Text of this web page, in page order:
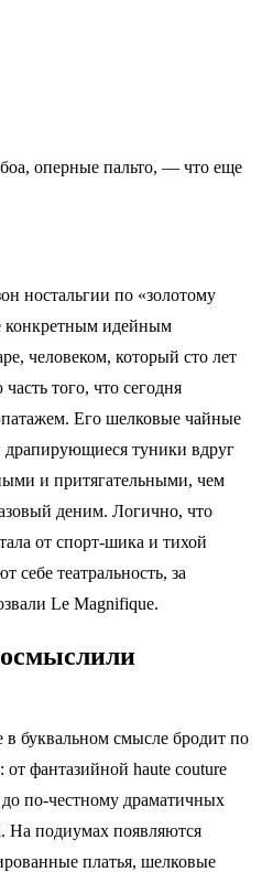
оперные пальто, — что еще
ностальгии по «золотому
конкретным идейным
человеком, который сто лет
того, что сегодня
Его шелковые чайные
драпирующиеся туники вдруг
и притягательными, чем
деним. Логично, что
от спорт-шика и тихой
театральность, за
Le Magnifique.
буквальном смысле бродит по
от фантазийной haute couture
по‑честному драматичных
На подиумах появляются
платья, шелковые